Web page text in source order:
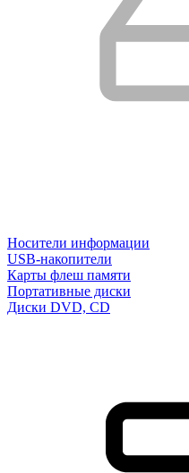
Носители информации
USB-накопители
Карты флеш памяти
Портативные диски
Диски DVD, CD